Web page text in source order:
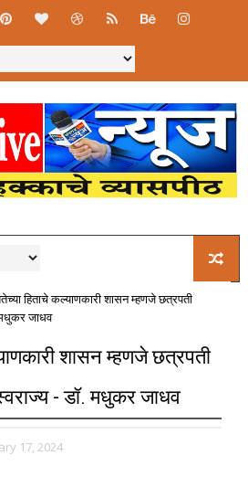
हिताचे कल्याणकारी शासन म्हणजे छत्रपती
मधुकर जाधव
शासन म्हणजे छत्रपती
- डॉ. मधुकर जाधव
17, 2024